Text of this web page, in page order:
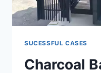
SUCESSFUL CASES
Charcoal